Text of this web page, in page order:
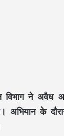
ने अवैध
अभियान के